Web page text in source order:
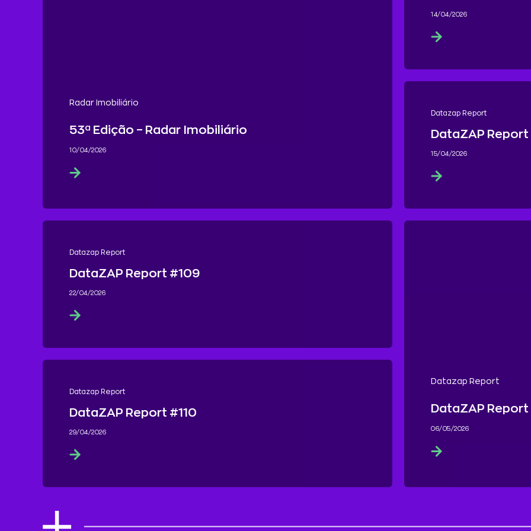
Radar Imobiliário
53ª Edição – Radar Imobiliário
10/04/2026
14/04/2026
Datazap Report
DataZAP Report
15/04/2026
Datazap Report
DataZAP Report #109
22/04/2026
Datazap Report
DataZAP Report #110
29/04/2026
Datazap Report
DataZAP Report
06/05/2026